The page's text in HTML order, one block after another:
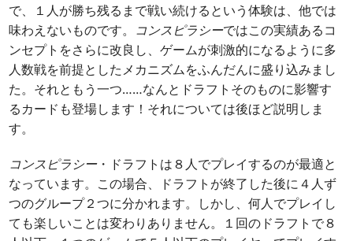
で、１人が勝ち残るまで戦い続けるという体験は、他では
味わえないものです。 コンスピラシーではこの実績あるコ
ンセプトをさらに改良し、ゲームが刺激的になるように多
人数戦を前提としたメカニズムをふんだんに盛り込みまし
た。それともう一つ……なんとドラフトそのものに影響す
るカードも登場します！それについては後ほど説明しま
す。
コンスピラシー・ドラフトは８人でプレイするのが最適と
なっています。この場合、ドラフトが終了した後に４人ず
つのグループ２つに分かれます。しかし、何人でプレイし
ても楽しいことは変わりありません。１回のドラフトで８